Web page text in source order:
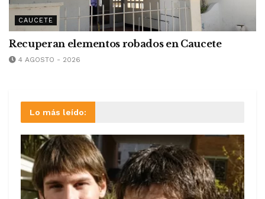
CAUCETE
Recuperan elementos robados en Caucete
4 AGOSTO - 2026
Lo más leído: